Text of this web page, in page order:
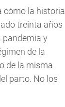
cómo la historia
treinta años
pandemia y
de la
de la misma
parto. No los